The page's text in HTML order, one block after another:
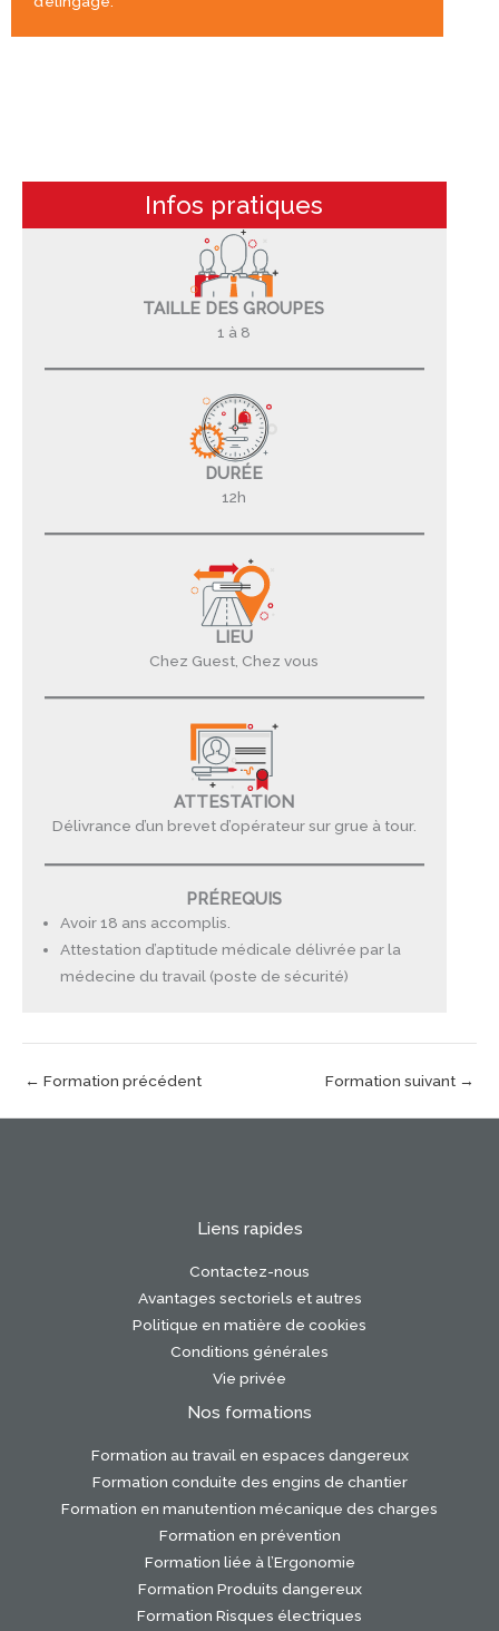
Infos pratiques
TAILLE DES GROUPES
1 à 8
DURÉE
12h
LIEU
Chez Guest, Chez vous
ATTESTATION
Délivrance d’un brevet d’opérateur sur grue à tour.
PRÉREQUIS
Avoir 18 ans accomplis.
Attestation d’aptitude médicale délivrée par la
médecine du travail (poste de sécurité)
← Formation précédent Formation suivant →
Liens rapides
Contactez-nous
Avantages sectoriels et autres
Politique en matière de cookies
Conditions générales
Vie privée
Nos formations
Formation au travail en espaces dangereux
Formation conduite des engins de chantier
Formation en manutention mécanique des charges
Formation en prévention
Formation liée à l’Ergonomie
Formation Produits dangereux
Formation Risques électriques